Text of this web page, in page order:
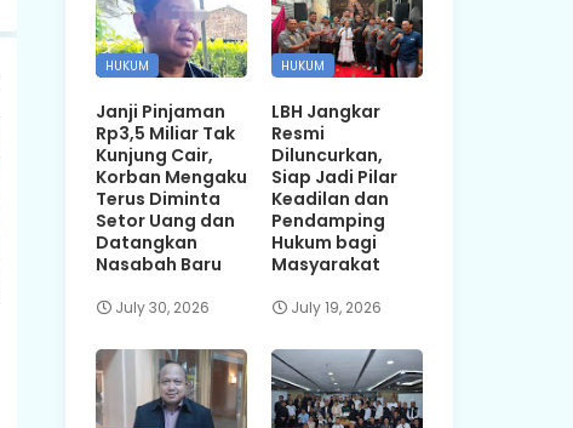
HUKUM
Janji Pinjaman
Rp3,5 Miliar Tak
Kunjung Cair,
Korban Mengaku
Terus Diminta
Setor Uang dan
Datangkan
Nasabah Baru
July 30, 2026
HUKUM
LBH Jangkar
Resmi
Diluncurkan,
Siap Jadi Pilar
Keadilan dan
Pendamping
Hukum bagi
Masyarakat
July 19, 2026